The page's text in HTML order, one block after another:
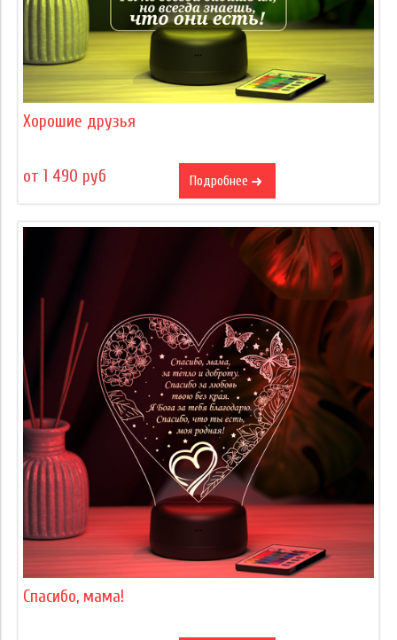
Хорошие друзья
от 1 490 руб Подробнее
Спасибо, мама!